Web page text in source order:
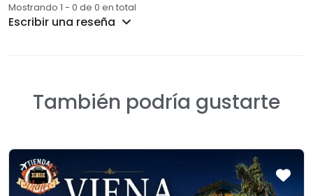
Mostrando 1 - 0 de 0 en total
Escribir una reseña
También podría gustarte